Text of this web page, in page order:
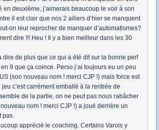
en deuxième, j’aimerais beaucoup le voir à son
il est clair que nos 2 ailiers d’hier se manquent
on leur reprocher de manquer d’automatismes?
dire !!! Heu ! Il y a bien meilleur dans les 30
dire de plus que ce qui a été dit sur la bonne perf
en 9 que ça coince. Perso j’ai toujours eu un peu
(son nouveau nom ! merci CJP !) mais force est
c’est carrément emballé à la rentrée de
de la partie, on ne peut pas nous rabâcher
nom ! merci CJP !) a joué derrière un
pas.
apprécié le coaching. Certains Varois y